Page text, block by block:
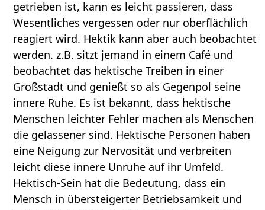
getrieben ist, kann es leicht passieren, dass
Wesentliches vergessen oder nur oberflächlich
reagiert wird. Hektik kann aber auch beobachtet
werden. z.B. sitzt jemand in einem Café und
beobachtet das hektische Treiben in einer
Großstadt und genießt so als Gegenpol seine
innere Ruhe. Es ist bekannt, dass hektische
Menschen leichter Fehler machen als Menschen
die gelassener sind. Hektische Personen haben
eine Neigung zur Nervosität und verbreiten
leicht diese innere Unruhe auf ihr Umfeld.
Hektisch-Sein hat die Bedeutung, dass ein
Mensch in übersteigerter Betriebsamkeit und